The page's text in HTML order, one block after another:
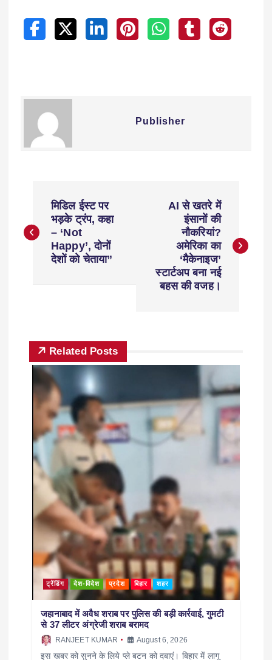
Publisher
मिडिल ईस्ट पर
भड़के ट्रंप, कहा
– ‘Not
Happy’, दोनों
देशों को चेताया”
AI से खतरे में
इंसानों की
नौकरियां?
अमेरिका का
‘मैकेनाइज’
स्टार्टअप बना नई
बहस की वजह।
Related Posts
ट्रेंडिंग देश-विदेश प्रदेश बिहार शहर
जहानाबाद में अवैध शराब पर पुलिस की बड़ी कार्रवाई, गुमटी
से 37 लीटर अंग्रेजी शराब बरामद
RANJEET KUMAR August 6, 2026
इस खबर को सुनने के लिये प्ले बटन को दबाएं। बिहार में लागू